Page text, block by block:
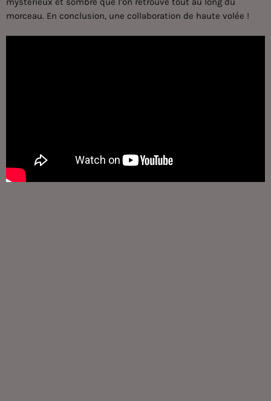
morceau. En conclusion, une collaboration de haute volée !